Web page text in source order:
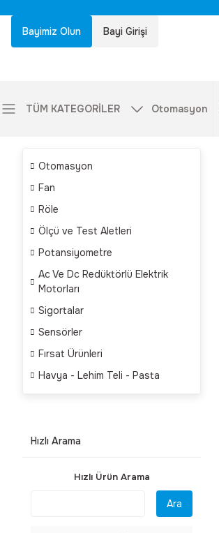
Bayimiz Olun
Bayi Girişi
TÜM KATEGORİLER Otomasyon
Otomasyon
Fan
Röle
Ölçü ve Test Aletleri
Potansiyometre
Ac Ve Dc Redüktörlü Elektrik
Motorları
Sigortalar
Sensörler
Fırsat Ürünleri
Havya - Lehim Teli - Pasta
Hızlı Arama
Hızlı Ürün Arama
Ara